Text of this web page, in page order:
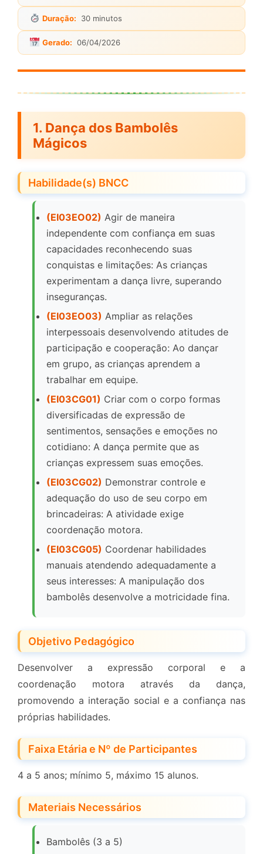
Duração: 30 minutos
Gerado: 06/04/2026
1. Dança dos Bambolês
Mágicos
Habilidade(s) BNCC
(EI03EO02) Agir de maneira
independente com confiança em suas
capacidades reconhecendo suas
conquistas e limitações: As crianças
experimentam a dança livre, superando
inseguranças.
(EI03EO03) Ampliar as relações
interpessoais desenvolvendo atitudes de
participação e cooperação: Ao dançar
em grupo, as crianças aprendem a
trabalhar em equipe.
(EI03CG01) Criar com o corpo formas
diversificadas de expressão de
sentimentos, sensações e emoções no
cotidiano: A dança permite que as
crianças expressem suas emoções.
(EI03CG02) Demonstrar controle e
adequação do uso de seu corpo em
brincadeiras: A atividade exige
coordenação motora.
(EI03CG05) Coordenar habilidades
manuais atendendo adequadamente a
seus interesses: A manipulação dos
bambolês desenvolve a motricidade fina.
Objetivo Pedagógico
Desenvolver a expressão corporal e a
coordenação motora através da dança,
promovendo a interação social e a confiança nas
próprias habilidades.
Faixa Etária e Nº de Participantes
4 a 5 anos; mínimo 5, máximo 15 alunos.
Materiais Necessários
Bambolês (3 a 5)